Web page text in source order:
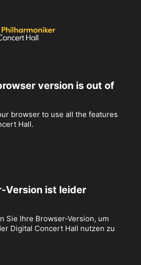
version is out of
browser to use all the features
Hall.
Version ist leider
Sie Ihre Browser-Version, um
Digital Concert Hall nutzen zu